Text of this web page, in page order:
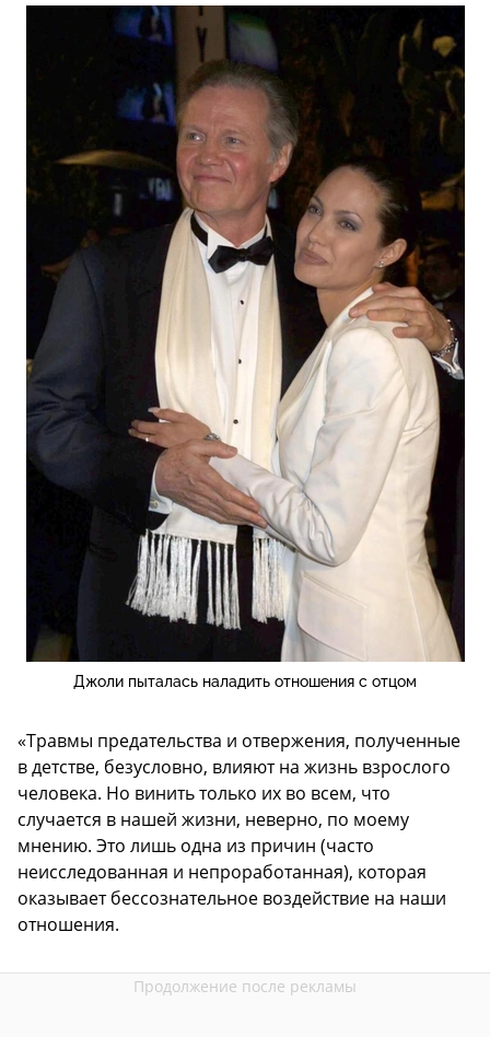
Джоли пыталась наладить отношения с отцом
«Травмы предательства и отвержения, полученные
в детстве, безусловно, влияют на жизнь взрослого
человека. Но винить только их во всем, что
случается в нашей жизни, неверно, по моему
мнению. Это лишь одна из причин (часто
неисследованная и непроработанная), которая
оказывает бессознательное воздействие на наши
отношения.